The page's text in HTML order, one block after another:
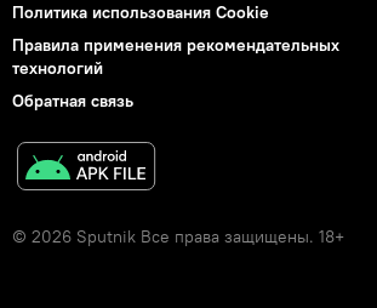
Политика использования Cookie
Правила применения рекомендательных
технологий
Обратная связь
© 2026 Sputnik Все права защищены. 18+